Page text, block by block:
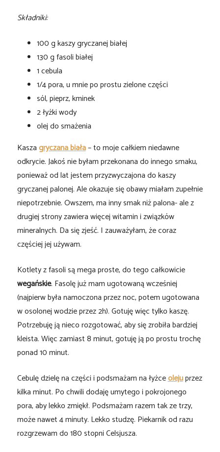
Składniki:
100 g kaszy gryczanej białej
130 g fasoli białej
1 cebula
1/4 pora, u mnie po prostu zielone części
sól, pieprz, kminek
2 łyżki wody
olej do smażenia
Kaszagryczana biała– to moje całkiem niedawne
odkrycie. Jakoś nie byłam przekonana do innego smaku,
ponieważ od lat jestem przyzwyczajona do kaszy
gryczanej palonej. Ale okazuje się obawy miałam zupełnie
niepotrzebnie. Owszem, ma inny smak niż palona- ale z
drugiej strony zawiera więcej witamin i związków
mineralnych. Da się zjeść. I zauważyłam, że coraz
częściej jej używam.
Kotlety z fasoli są mega proste, do tego całkowicie
wegańskie. Fasolę już mam ugotowaną wcześniej
(najpierw była namoczona przez noc, potem ugotowana
w osolonej wodzie przez 2h). Gotuję więc tylko kaszę.
Potrzebuję ją nieco rozgotować, aby się zrobiła bardziej
kleista. Więc zamiast 8 minut, gotuję ją po prostu trochę
ponad 10 minut.
Cebulę dzielę na części i podsmażam na łyżceolejuprzez
kilka minut. Po chwili dodaję umytego i pokrojonego
pora, aby lekko zmiękł. Podsmażam razem tak ze trzy,
może nawet 4 minuty. Lekko studzę. Piekarnik od razu
rozgrzewam do 180 stopni Celsjusza.